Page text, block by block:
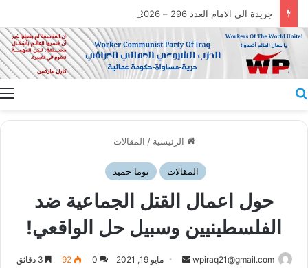
جريدة الى الامام العدد 296 – 28/07/2026
الرئيسية / المقالات
المقالات توما حميد
حول اعمال القتل الجماعية ضد
الفلسطينيين وسبيل حل الواقعي!
wpiraq21@gmail.com
أرسلمايو 19, 2021 0
92